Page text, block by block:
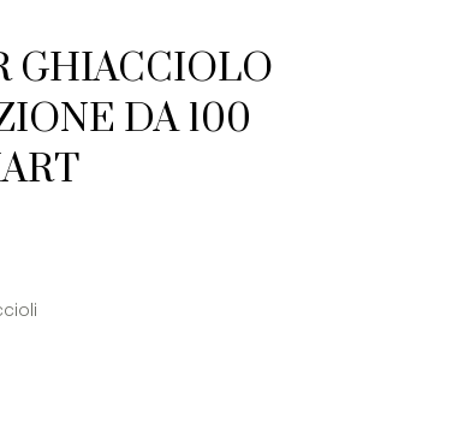
GHIACCIOLO
DA 100